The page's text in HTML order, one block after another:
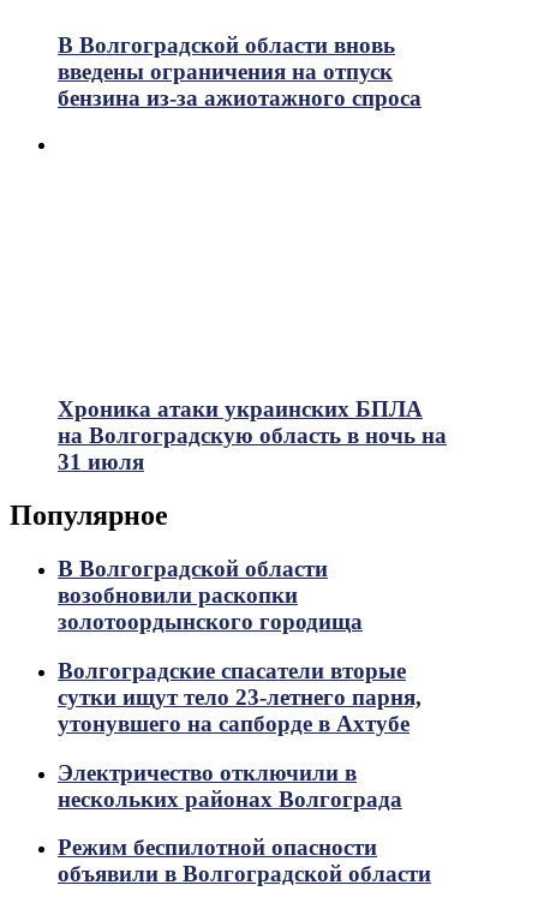
В Волгоградской области вновь
введены ограничения на отпуск
бензина из-за ажиотажного спроса
Хроника атаки украинских БПЛА
на Волгоградскую область в ночь на
31 июля
Популярное
В Волгоградской области
возобновили раскопки
золотоордынского городища
Волгоградские спасатели вторые
сутки ищут тело 23-летнего парня,
утонувшего на сапборде в Ахтубе
Электричество отключили в
нескольких районах Волгограда
Режим беспилотной опасности
объявили в Волгоградской области